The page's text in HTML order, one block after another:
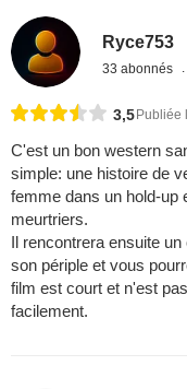
Ryce753
33 abonnés
3,5Publiée
C'est un bon western
simple: une histoire de
femme dans un hold-up
meurtriers.
Il rencontrera ensuite
son périple et vous
film est court et n'est
facilement.